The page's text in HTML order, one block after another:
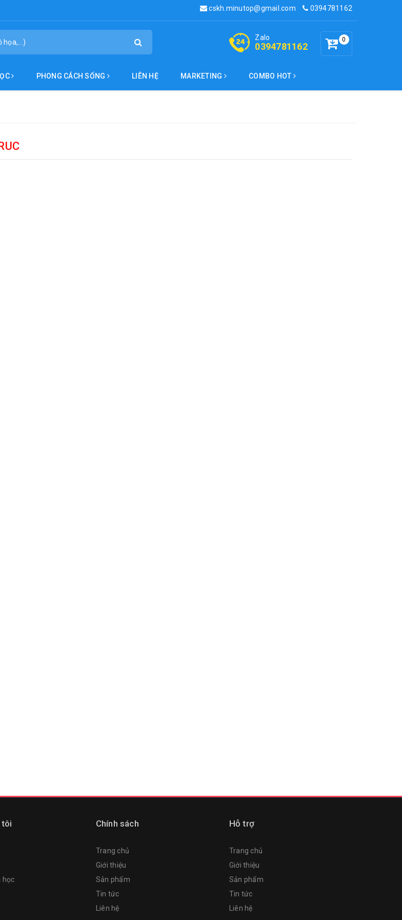
cskh.minutop@gmail.com 0394781162
0
Zalo
0394781162
PHONG CÁCH SỐNG LIÊN HỆ MARKETING COMBO HOT
tôi
học
Chính sách
Trang chủ
Giới thiệu
Sản phẩm
Tin tức
Liên hệ
Hỗ trợ
Trang chủ
Giới thiệu
Sản phẩm
Tin tức
Liên hệ